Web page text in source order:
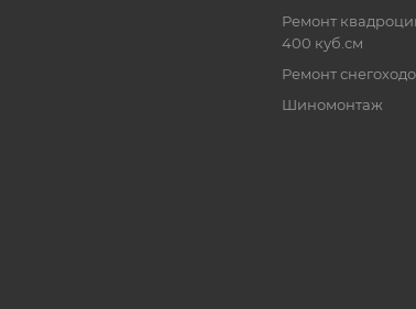
Ремонт
400 куб.см
Ремонт
Шиномонтаж